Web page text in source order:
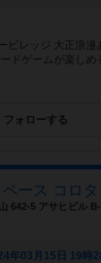
ビレッジ 大正浪漫
ドゲームが楽しめ
フォローする
ース コロタ
642-5 アサヒビル
年03月15日 19時